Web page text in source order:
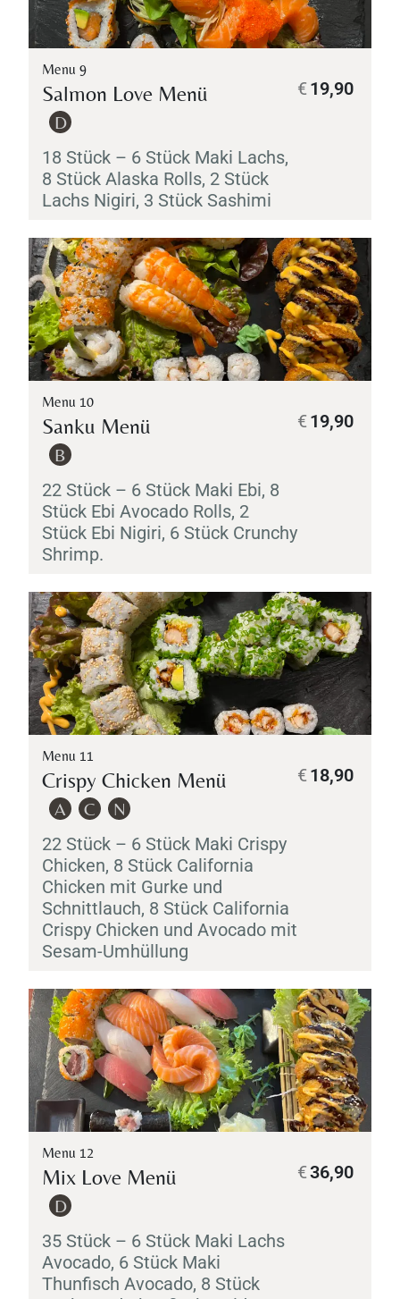
Menu 9
Salmon Love Menü
D
18 Stück – 6 Stück Maki Lachs,
8 Stück Alaska Rolls, 2 Stück
Lachs Nigiri, 3 Stück Sashimi
19,90
€
Menu 10
Sanku Menü
B
22 Stück – 6 Stück Maki Ebi, 8
Stück Ebi Avocado Rolls, 2
Stück Ebi Nigiri, 6 Stück Crunchy
Shrimp.
19,90
€
Menu 11
Crispy Chicken Menü
A C N
22 Stück – 6 Stück Maki Crispy
Chicken, 8 Stück California
Chicken mit Gurke und
Schnittlauch, 8 Stück California
Crispy Chicken und Avocado mit
Sesam-Umhüllung
18,90
€
Menu 12
Mix Love Menü
D
35 Stück – 6 Stück Maki Lachs
Avocado, 6 Stück Maki
Thunfisch Avocado, 8 Stück
36,90
€
Table Reservation